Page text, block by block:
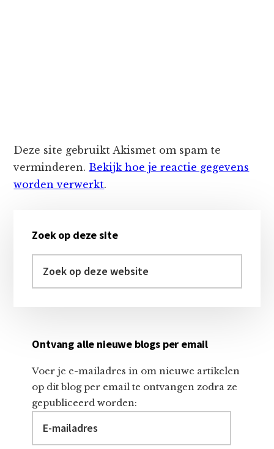
Deze site gebruikt Akismet om spam te
verminderen. Bekijk hoe je reactie gegevens
worden verwerkt.
Sidebar
Zoek op deze site
op
Ontvang alle nieuwe blogs per email
Voer je e-mailadres in om nieuwe artikelen
op dit blog per email te ontvangen zodra ze
gepubliceerd worden:
mailadres